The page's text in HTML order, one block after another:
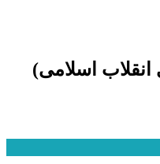
انقلاب اسلامی​)